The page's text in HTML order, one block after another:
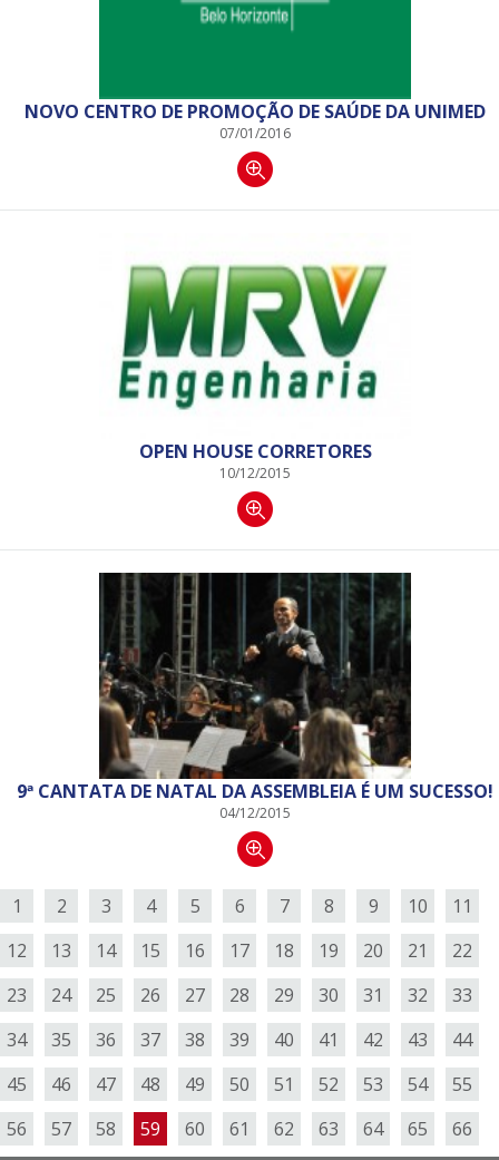
NOVO CENTRO DE PROMOÇÃO DE SAÚDE DA UNIMED
07/01/2016
OPEN HOUSE CORRETORES
10/12/2015
9ª CANTATA DE NATAL DA ASSEMBLEIA É UM SUCESSO!
04/12/2015
1 2 3 4 5 6 7 8 9 10
11
12
13 14 15 16 17 18 19 20 21
22
23
24 25 26 27 28 29 30 31 32
33
34
35 36 37 38 39 40 41 42 43
44
45
46 47 48 49 50 51 52 53 54
55
56
57 58 59 60 61 62 63 64 65 66